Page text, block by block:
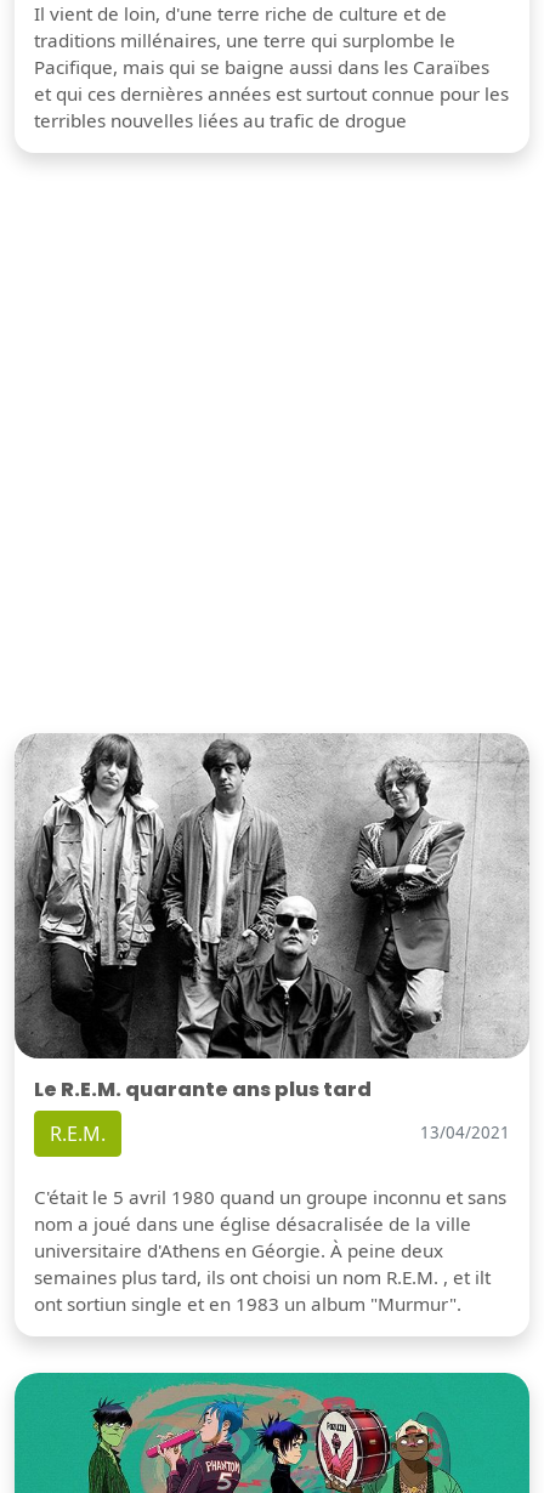
Il vient de loin, d'une terre riche de culture et de
traditions millénaires, une terre qui surplombe le
Pacifique, mais qui se baigne aussi dans les Caraïbes
et qui ces dernières années est surtout connue pour les
terribles nouvelles liées au trafic de drogue
Le R.E.M. quarante ans plus tard
R.E.M. 13/04/2021
C'était le 5 avril 1980 quand un groupe inconnu et sans
nom a joué dans une église désacralisée de la ville
universitaire d'Athens en Géorgie. À peine deux
semaines plus tard, ils ont choisi un nom R.E.M. , et ilt
ont sortiun single et en 1983 un album "Murmur".